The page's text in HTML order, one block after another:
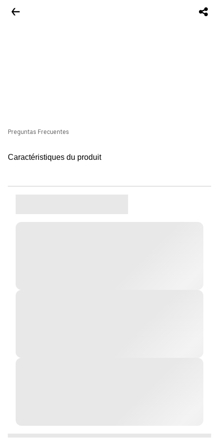
Preguntas Frecuentes
Caractéristiques du produit